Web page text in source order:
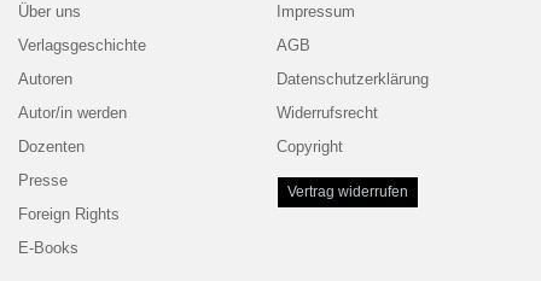
Über uns
Verlagsgeschichte
Autoren
Autor/in werden
Dozenten
Presse
Foreign Rights
E-Books
Impressum
AGB
Datenschutzerklärung
Widerrufsrecht
Copyright
Vertrag widerrufen